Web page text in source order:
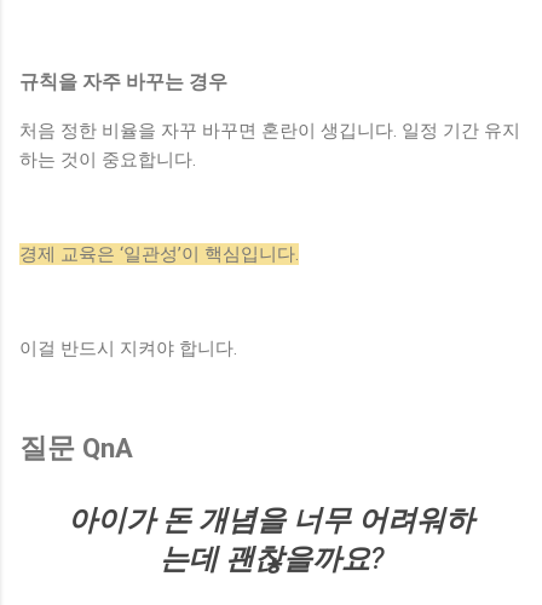
규칙을 자주 바꾸는 경우
처음 정한 비율을 자꾸 바꾸면 혼란이 생깁니다. 일정 기간 유지
하는 것이 중요합니다.
경제 교육은 ‘일관성’이 핵심입니다.
이걸 반드시 지켜야 합니다.
질문 QnA
아이가 돈 개념을 너무 어려워하
는데 괜찮을까요?